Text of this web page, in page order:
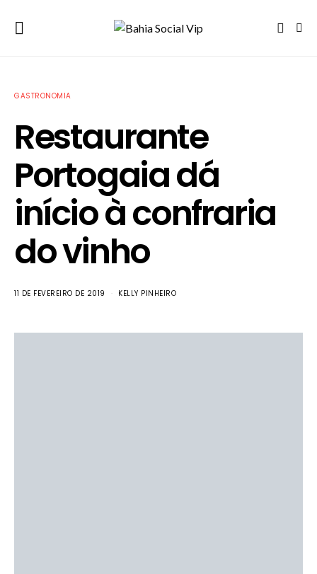
GASTRONOMIA
Restaurante
Portogaia dá
início à confraria
do vinho
11 DE FEVEREIRO DE 2019 KELLY PINHEIRO